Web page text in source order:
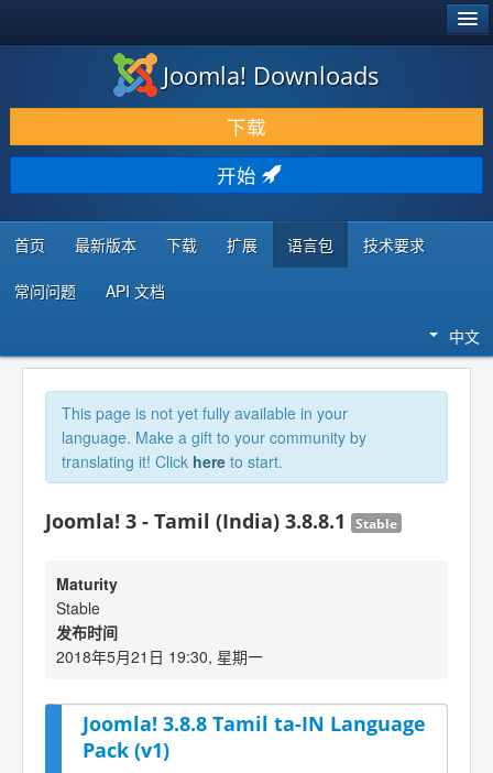
下载 & 扩展
发现 & 学习
社区 & 支持
开发者资源
Joomla! Downloads
下载
开始
首页 最新版本 下载 扩展 语言包 技术要求
常问问题 API 文档
中文
This page is not yet fully available in your
language. Make a gift to your community by
translating it! Click here to start.
Joomla! 3 - Tamil (India) 3.8.8.1 Stable
Maturity
Stable
发布时间
2018年5月21日 19:30, 星期一
Joomla! 3.8.8 Tamil ta-IN Language
Pack (v1)